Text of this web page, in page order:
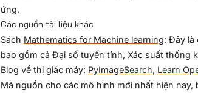
ứng.
Các nguồn tài liệu khác
Sách Mathematics for Machine learning: Đây là
bao gồm cả Đại số tuyến tính, Xác suất thống
Blog về thị giác máy: PyImageSearch, Learn
Mã nguồn cho các mô hình mới nhất hiện